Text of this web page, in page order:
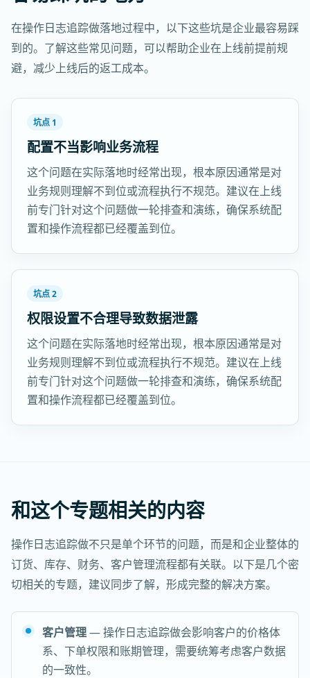
在操作日志追踪做落地过程中，以下这些坑是企业最容易踩
到的。了解这些常见问题，可以帮助企业在上线前提前规
避，减少上线后的返工成本。
坑点 1
配置不当影响业务流程
这个问题在实际落地时经常出现，根本原因通常是对
业务规则理解不到位或流程执行不规范。建议在上线
前专门针对这个问题做一轮排查和演练，确保系统配
置和操作流程都已经覆盖到位。
坑点 2
权限设置不合理导致数据泄露
这个问题在实际落地时经常出现，根本原因通常是对
业务规则理解不到位或流程执行不规范。建议在上线
前专门针对这个问题做一轮排查和演练，确保系统配
置和操作流程都已经覆盖到位。
和这个专题相关的内容
操作日志追踪做不只是单个环节的问题，而是和企业整体的
订货、库存、财务、客户管理流程都有关联。以下是几个密
切相关的专题，建议同步了解，形成完整的解决方案。
客户管理— 操作日志追踪做会影响客户的价格体
系、下单权限和账期管理，需要统筹考虑客户数据
的一致性。